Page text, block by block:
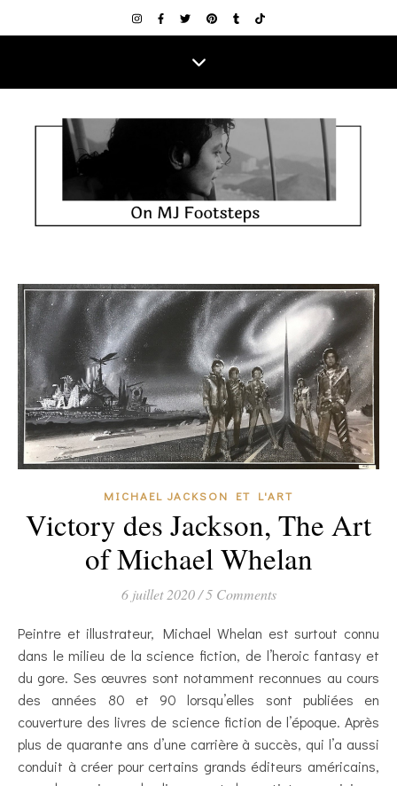
MICHAEL JACKSON ET L'ART
Victory des Jackson, The Art
of Michael Whelan
6 juillet 2020/ 5 Comments
Peintre et illustrateur, Michael Whelan est surtout connu
dans le milieu de la science fiction, de l’heroic fantasy et
du gore. Ses œuvres sont notamment reconnues au cours
des années 80 et 90 lorsqu’elles sont publiées en
couverture des livres de science fiction de l’époque. Après
plus de quarante ans d’une carrière à succès, qui l’a aussi
conduit à créer pour certains grands éditeurs américains,